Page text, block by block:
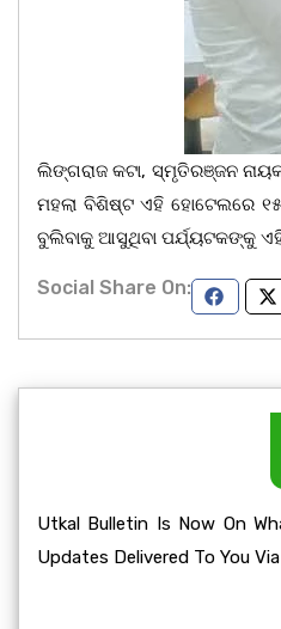
ଲିଙ୍ଗରାଜ କଟା, ସ୍ମୃତିରଞ୍ଜନ
ମହଲା ବିଶିଷ୍ଟ ଏହି ହୋଟେଲରେ
ବୁଲିବାକୁ ଆସୁଥିବା ପର୍ଯ୍ୟଟକଙ୍କୁ
Social Share On:
Utkal Bulletin Is Now On
Updates Delivered To You